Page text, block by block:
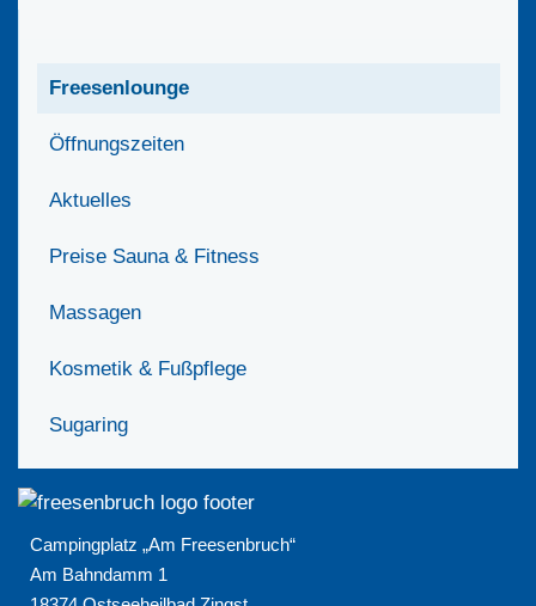
Freesenlounge
Öffnungszeiten
Aktuelles
Preise Sauna & Fitness
Massagen
Kosmetik & Fußpflege
Sugaring
Campingplatz „Am Freesenbruch“
Am Bahndamm 1